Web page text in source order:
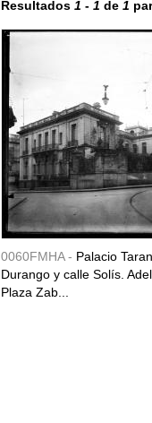
Resultados 1 - 1 de 1
0060FMHA - Palacio
Durango y calle Solís.
Plaza Zab...